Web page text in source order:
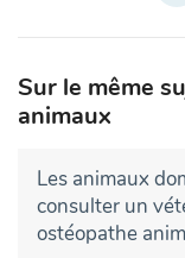
Sur le même
animaux
Les animaux
consulter un
ostéopathe